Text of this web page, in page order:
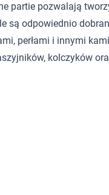
partie pozwalają
są odpowiednio
perłami i innymi
kolczyków